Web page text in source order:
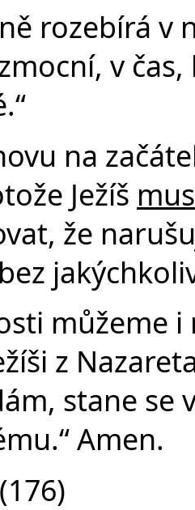
rozebírá v
v
na
Ježíš
že
můžeme
z
stane se
Amen.